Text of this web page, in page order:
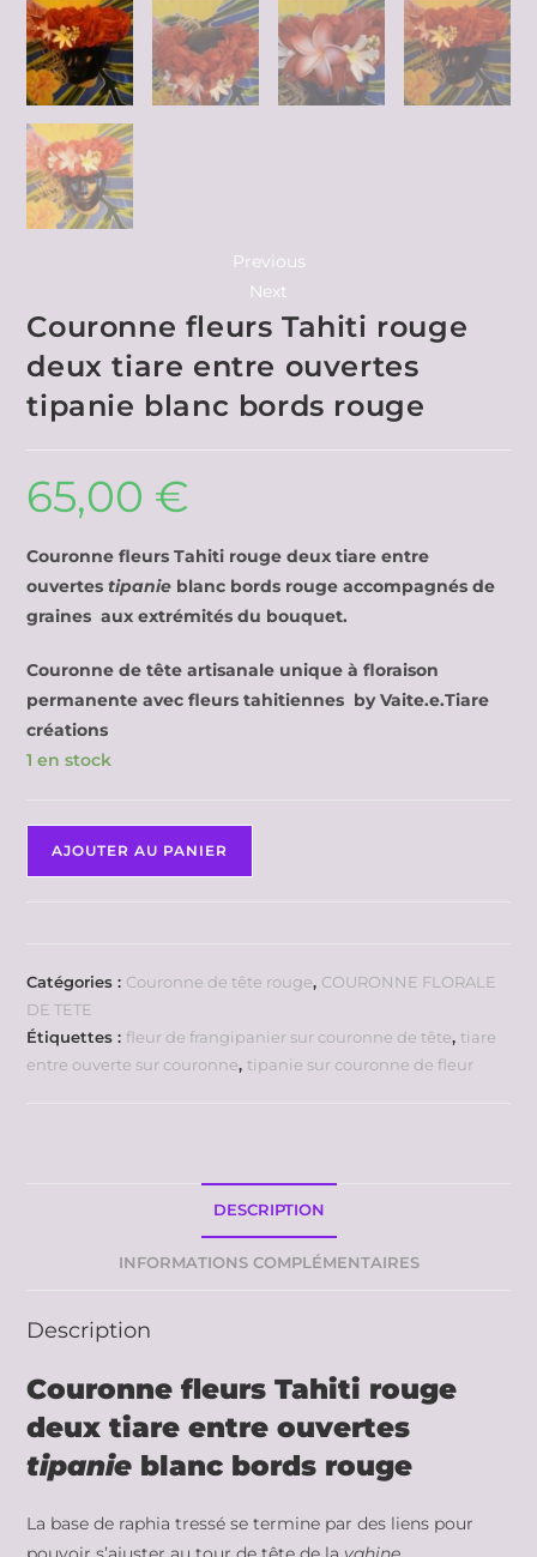
Previous
Next
Couronne fleurs Tahiti rouge
deux tiare entre ouvertes
tipanie blanc bords rouge
65,00 €
Couronne fleurs Tahiti rouge deux tiare entre
ouvertestipanie blanc bords rouge accompagnés de
graines aux extrémités du bouquet.
Couronne de tête artisanale unique à floraison
permanente avec fleurs tahitiennes by Vaite.e.Tiare
créations
1 en stock
AJOUTER AU PANIER
Catégories : Couronne de tête rouge, COURONNE FLORALE
DE TETE
Étiquettes :fleur de frangipanier sur couronne de tête,tiare
entre ouverte sur couronne,tipanie sur couronne de fleur
DESCRIPTION
INFORMATIONS COMPLÉMENTAIRES
Description
Couronne fleurs Tahiti rouge
deux tiare entre ouvertes
tipanie blanc bords rouge
La base de raphia tressé se termine par des liens pour